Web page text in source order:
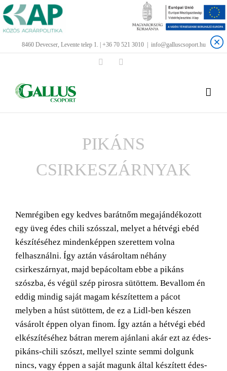
Kihagyás
8460 Devecser, Levente telep 1. | +36 70 521 3010 info@galluscsoport.hu
Facebook
PIKÁNS
CSIRKESZÁRNYAK
Larger
Image
Nemrégiben egy kedves barátnőm megajándékozott
egy üveg édes chili szósszal, melyet a hétvégi ebéd
készítéséhez mindenképpen szerettem volna
felhasználni. Így aztán vásároltam néhány
csirkeszárnyat, majd bepácoltam ebbe a pikáns
szószba, és végül szép pirosra sütöttem. Bevallom én
eddig mindig saját magam készítettem a pácot
melyben a húst sütöttem, de ez a Lidl-ben készen
vásárolt éppen olyan finom. Így aztán a hétvégi ebéd
elkészítéséhez bátran merem ajánlani akár ezt az édes-
pikáns-chili szószt, mellyel szinte semmi dolgunk
nincs, vagy éppen a saját magunk által készített édes-